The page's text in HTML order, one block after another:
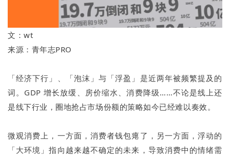
文：wt
来源：青年志PRO
「经济下行」、「泡沫」与「浮盈」是近两年被频繁提及的
词。GDP 增长放缓、房价缩水、消费降级……不论是线上还
是线下行业，圈地抢占市场份额的策略如今已经难以奏效。
微观消费上，一方面，消费者钱包瘪了，另一方面，浮动的
「大环境」指向越来越不确定的未来，导致消费中的情绪需